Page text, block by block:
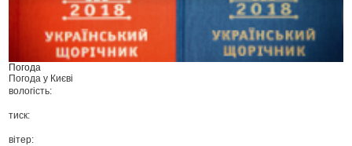
Погода
Погода у Києві
вологість:
тиск:
вітер: